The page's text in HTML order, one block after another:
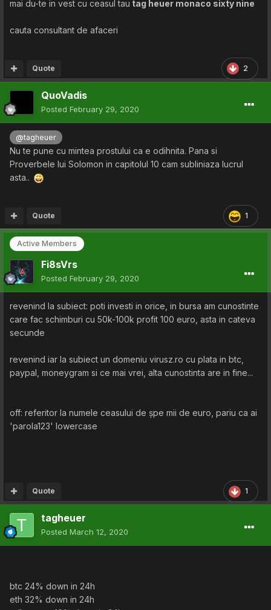
mai du-te in vest cu ceasul tau tag heuer monaco sixty nine
cauta consultant de afaceri
2
Quote
QuoVadis
Posted February 29, 2020
@tagheuer
Nu te pune cu mintea prostului ca e odihnita. Pana si
Proverbele lui Solomon in capitolul 10 cam subliniaza lucrul
asta..
1
Quote
Active Members
Fi8sVrs
Posted February 29, 2020
revenind la subiect: poti investi in orice, in bursa am cunostinte
care fac schimburi cu 50k-100k profit 100 euro, asta in cateva
secunde
revenind iar la subiect un domeniu virusz.ro cu plata in btc,
paypal, moneygram si ce mai vrei, alta cunostinta are in fine...
off: referitor la numele ceasului de șpe mii de euro, pariu ca ai
'parola123' lowercase
1
Quote
tagheuer
Posted March 12, 2020
btc 24% down in 24h
eth 32% down in 24h